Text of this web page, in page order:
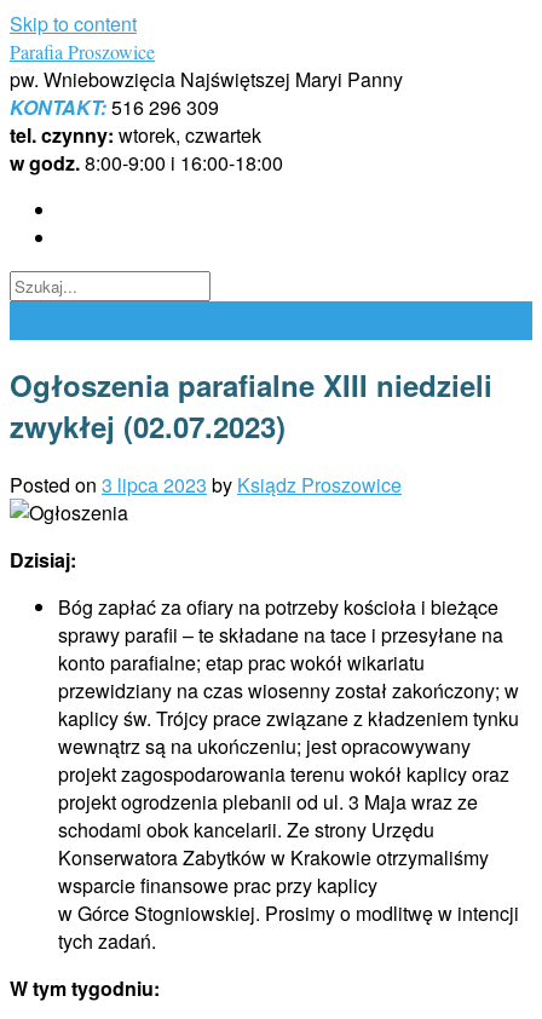
Skip to content
Parafia Proszowice
pw. Wniebowzięcia Najświętszej Maryi Panny
KONTAKT:516 296 309
tel. czynny: wtorek, czwartek
w godz.8:00-9:00 i 16:00-18:00
Ogłoszenia parafialne XIII niedzieli
zwykłej (02.07.2023)
Posted on 3 lipca 2023 by Ksiądz Proszowice
Dzisiaj:
Bóg zapłać za ofiary na potrzeby kościoła i bieżące
sprawy parafii – te składane na tace i przesyłane na
konto parafialne; etap prac wokół wikariatu
przewidziany na czas wiosenny został zakończony; w
kaplicy św. Trójcy prace związane z kładzeniem tynku
wewnątrz są na ukończeniu; jest opracowywany
projekt zagospodarowania terenu wokół kaplicy oraz
projekt ogrodzenia plebanii od ul. 3 Maja wraz ze
schodami obok kancelarii. Ze strony Urzędu
Konserwatora Zabytków w Krakowie otrzymaliśmy
wsparcie finansowe prac przy kaplicy
w Górce Stogniowskiej. Prosimy o modlitwę w intencji
tych zadań.
W tym tygodniu: